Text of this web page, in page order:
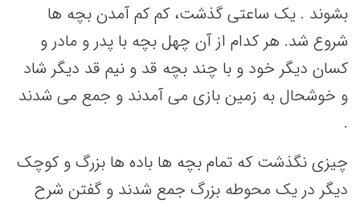
بشوند . یک ساعتی گذشت، کم کم آمدن بچه ها
شروع شد. هر کدام از آن چهل بچه با پدر و مادر و
کسان دیگر خود و با چند بچه قد و نیم قد دیگر شاد
و خوشحال به زمین بازی می آمدند و جمع می شدند
.
چیزی نگذشت که تمام بچه ها باده ها بزرگ و کوچک
دیگر در یک محوطه بزرگ جمع شدند و گفتن شرح